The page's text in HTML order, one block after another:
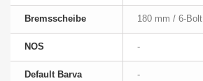
Bremsscheibe 180 mm / 6-Bolt
NOS -
Default Barva -